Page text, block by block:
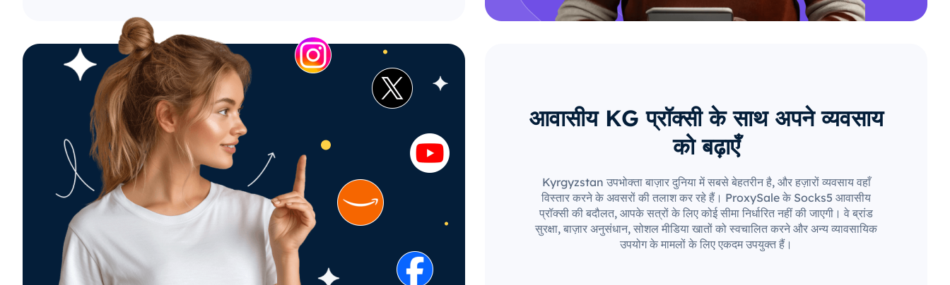
आवासीय KG प्रॉक्सी के साथ अपने व्यवसाय
को बढ़ाएँ
Kyrgyzstan उपभोक्ता बाज़ार दुनिया में सबसे बेहतरीन है, और हज़ारों व्यवसाय वहाँ
विस्तार करने के अवसरों की तलाश कर रहे हैं। ProxySale के Socks5 आवासीय
प्रॉक्सी की बदौलत, आपके सत्रों के लिए कोई सीमा निर्धारित नहीं की जाएगी। वे ब्रांड
सुरक्षा, बाज़ार अनुसंधान, सोशल मीडिया खातों को स्वचालित करने और अन्य व्यावसायिक
उपयोग के मामलों के लिए एकदम उपयुक्त हैं।